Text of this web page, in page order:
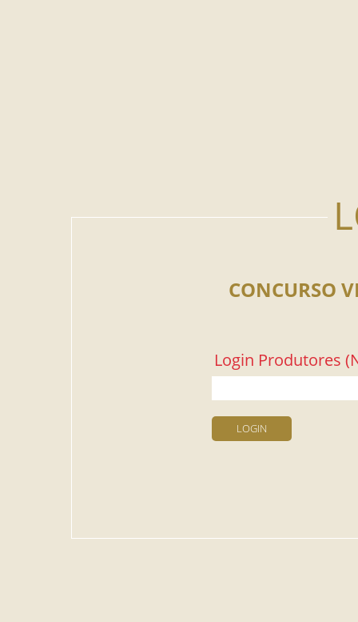
CONCURSO
Login Produtores
LOGIN